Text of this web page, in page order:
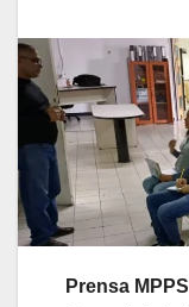
Prensa MPPS